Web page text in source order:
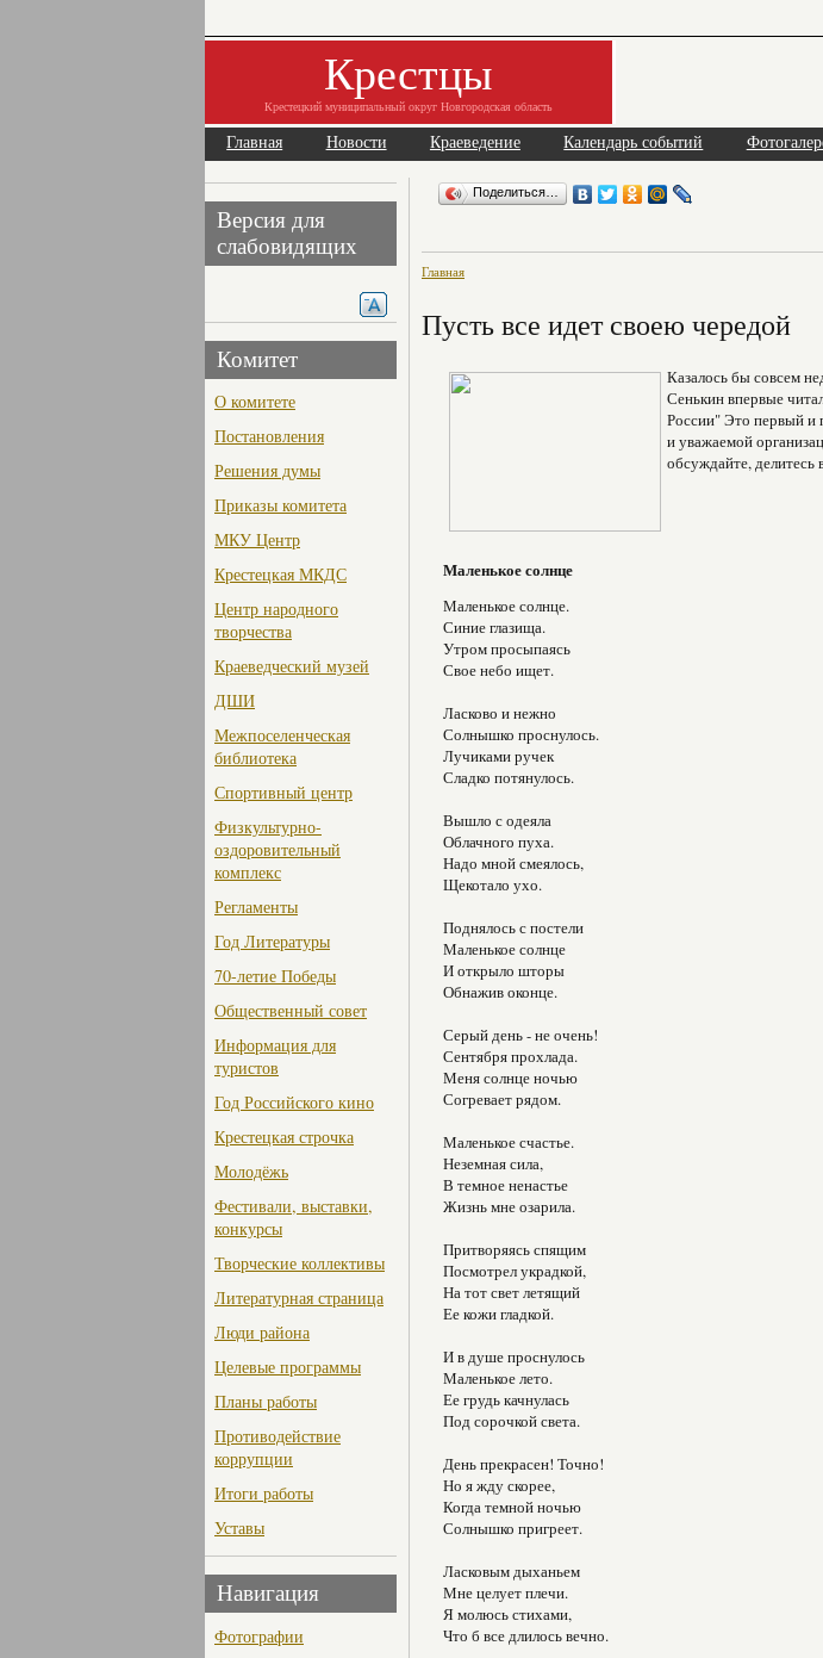
Крестцы
Крестецкий муниципальный округ Новгородская область
Главная Новости Краеведение Календарь событий
Версия для
слабовидящих
Комитет
О комитете
Постановления
Решения думы
Приказы комитета
МКУ Центр
Крестецкая МКДС
Центр народного
творчества
Краеведческий музей
ДШИ
Межпоселенческая
библиотека
Спортивный центр
Физкультурно-
оздоровительный
комплекс
Регламенты
Год Литературы
70-летие Победы
Общественный совет
Информация для
туристов
Год Российского кино
Крестецкая строчка
Молодёжь
Фестивали, выставки,
конкурсы
Творческие коллективы
Литературная страница
Люди района
Целевые программы
Планы работы
Противодействие
коррупции
Итоги работы
Уставы
Навигация
Фотографии
Поделиться…
Главная
Пусть все идет своею чередой
Казалось бы совсем
Сенькин впервые
России" Это первый и
и уважаемой
обсуждайте, делитесь
Маленькое солнце
Маленькое солнце.
Синие глазища.
Утром просыпаясь
Свое небо ищет.
Ласково и нежно
Солнышко проснулось.
Лучиками ручек
Сладко потянулось.
Вышло с одеяла
Облачного пуха.
Надо мной смеялось,
Щекотало ухо.
Поднялось с постели
Маленькое солнце
И открыло шторы
Обнажив оконце.
Серый день - не очень!
Сентября прохлада.
Меня солнце ночью
Согревает рядом.
Маленькое счастье.
Неземная сила,
В темное ненастье
Жизнь мне озарила.
Притворяясь спящим
Посмотрел украдкой,
На тот свет летящий
Ее кожи гладкой.
И в душе проснулось
Маленькое лето.
Ее грудь качнулась
Под сорочкой света.
День прекрасен! Точно!
Но я жду скорее,
Когда темной ночью
Солнышко пригреет.
Ласковым дыханьем
Мне целует плечи.
Я молюсь стихами,
Что б все длилось вечно.